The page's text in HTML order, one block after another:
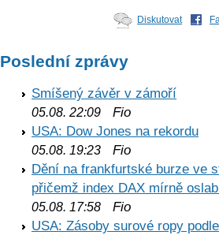
Diskutovat
Poslední zprávy
Smíšený závěr v zámoří
05.08. 22:09 Fio
USA: Dow Jones na rekordu
05.08. 19:23 Fio
Dění na frankfurtské burze ve
přičemž index DAX mírně
05.08. 17:58 Fio
USA: Zásoby surové ropy